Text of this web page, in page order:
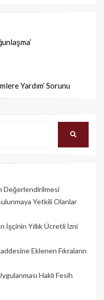
Yardım’ Sorunu
Değerlendirilmesi
Yetkili Olanlar
İşçinin Yıllık Üc­retli İzni
Eklenen Fıkraların
Haklı Fesih